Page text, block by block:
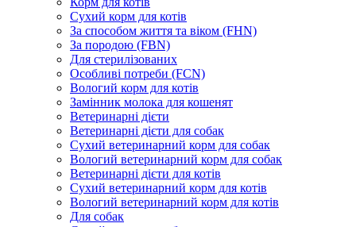
Сухий корм для котів
За способом життя та віком (FHN)
За породою (FBN)
Для стерилізованих
Особливі потреби (FCN)
Вологий корм для котів
Замінник молока для кошенят
Ветеринарні дієти
Ветеринарні дієти для собак
Сухий ветеринарний корм для собак
Вологий ветеринарний корм для собак
Ветеринарні дієти для котів
Сухий ветеринарний корм для котів
Вологий ветеринарний корм для котів
Для собак